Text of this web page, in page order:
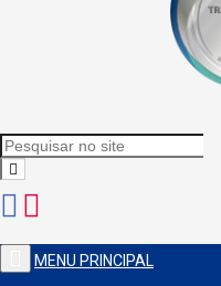
MENU PRINCIPAL